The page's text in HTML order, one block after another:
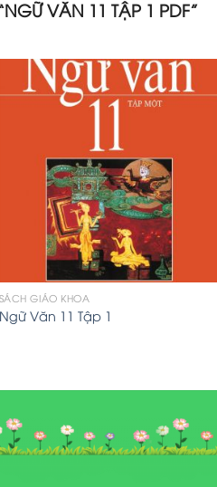
VĂN 11 TẬP 1 PDF”
SÁCH GIÁO KHOA
Ngữ Văn 11 Tập 1